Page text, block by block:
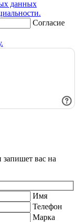
данных
Согласие
запишет вас на
Имя
Телефон
Марка